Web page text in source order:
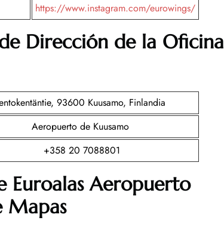
https://www.instagram.com/eurowings/
Dirección de la Oficina
93600 Kuusamo, Finlandia
Aeropuerto de Kuusamo
+358 20 7088801
Euroalas Aeropuerto
Mapas